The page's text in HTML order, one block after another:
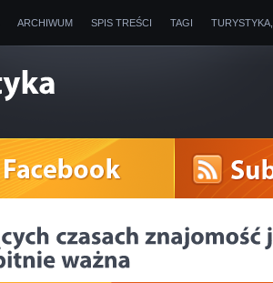
ARCHIWUM SPIS TREŚCI TAGI